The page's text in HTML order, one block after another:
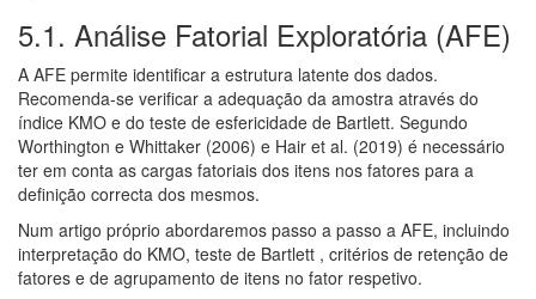
5.1. Análise Fatorial Exploratória (AFE)
A AFE permite identificar a estrutura latente dos dados.
Recomenda-se verificar a adequação da amostra através do
índice KMO e do teste de esfericidade de Bartlett. Segundo
Worthington e Whittaker (2006) e Hair et al. (2019) é necessário
ter em conta as cargas fatoriais dos itens nos fatores para a
definição correcta dos mesmos.
Num artigo próprio abordaremos passo a passo a AFE, incluindo
interpretação do KMO, teste de Bartlett , critérios de retenção de
fatores e de agrupamento de itens no fator respetivo.